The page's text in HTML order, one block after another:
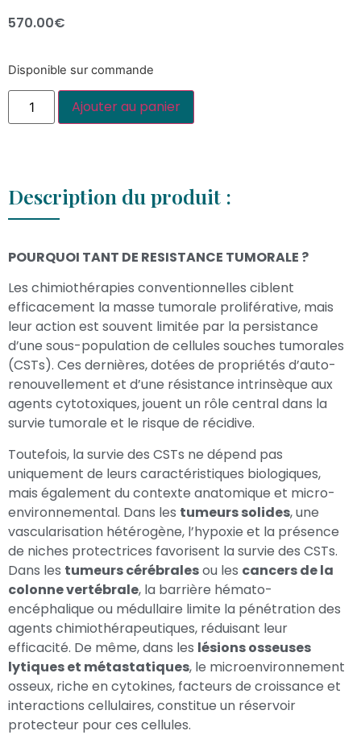
570.00€
Disponible sur commande
Ajouter au panier
Description du produit :
POURQUOI TANT DE RESISTANCE TUMORALE ?
Les chimiothérapies conventionnelles ciblent
efficacement la masse tumorale proliférative, mais
leur action est souvent limitée par la persistance
d’une sous-population de cellules souches tumorales
(CSTs). Ces dernières, dotées de propriétés d’auto-
renouvellement et d’une résistance intrinsèque aux
agents cytotoxiques, jouent un rôle central dans la
survie tumorale et le risque de récidive.
Toutefois, la survie des CSTs ne dépend pas
uniquement de leurs caractéristiques biologiques,
mais également du contexte anatomique et micro-
environnemental. Dans les tumeurs solides, une
vascularisation hétérogène, l’hypoxie et la présence
de niches protectrices favorisent la survie des CSTs.
Dans les tumeurs cérébralesou les cancers de la
colonne vertébrale, la barrière hémato-
encéphalique ou médullaire limite la pénétration des
agents chimiothérapeutiques, réduisant leur
efficacité. De même, dans les lésions osseuses
lytiques et métastatiques, le microenvironnement
osseux, riche en cytokines, facteurs de croissance et
interactions cellulaires, constitue un réservoir
protecteur pour ces cellules.